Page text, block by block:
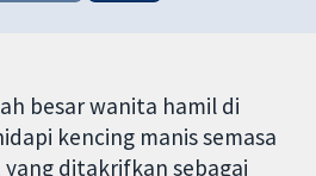
besar wanita hamil di
kencing manis semasa
yang ditakrifkan sebagai